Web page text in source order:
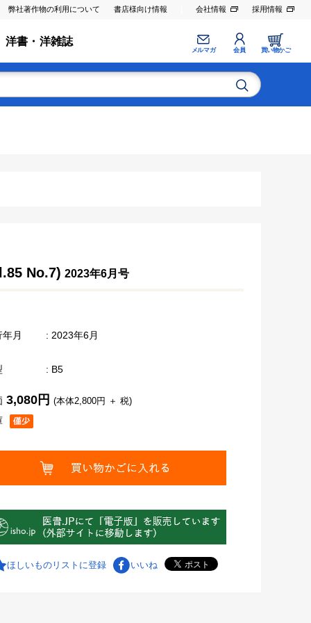
弊社著作物の利用について 書店様向け情報 会社情報 採用情報
洋書・洋雑誌
メルマガ 会員 買い物かご
No.7) 2023年6月号
月 : 2023年6月
: B5
3,080円 (本体2,800円 ＋ 税)
ほしいものリストに登録 いいね